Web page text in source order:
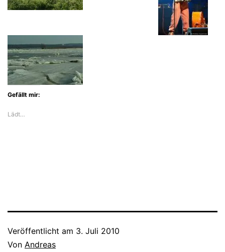
Gefällt mir:
Lädt…
Veröffentlicht am 3. Juli 2010
Von Andreas